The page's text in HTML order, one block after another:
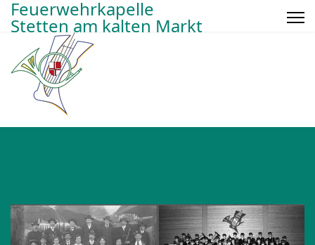
Feuerwehrkapelle
Stetten am kalten Markt